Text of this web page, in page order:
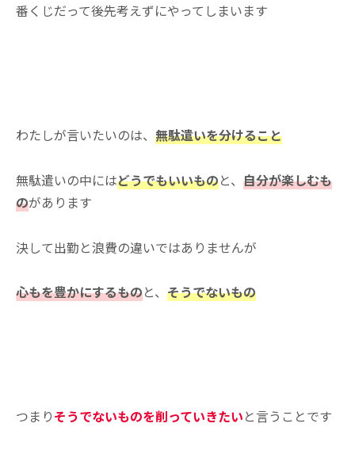
番くじだって後先考えずにやってしまいます
わたしが言いたいのは、 無駄遣いを分けること
無駄遣いの中にはどうでもいいものと、 自分が楽しむも
のがあります
決して出勤と浪費の違いではありませんが
心もを豊かにするものと、 そうでないもの
つまりそうでないものを削っていきたいと言うことです